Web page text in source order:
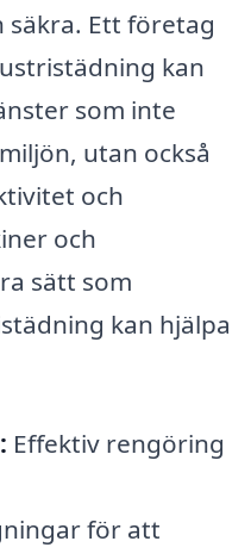
Ett företag
kan
som inte
utan också
och
och
sätt som
kan hjälpa
Effektiv rengöring
för att